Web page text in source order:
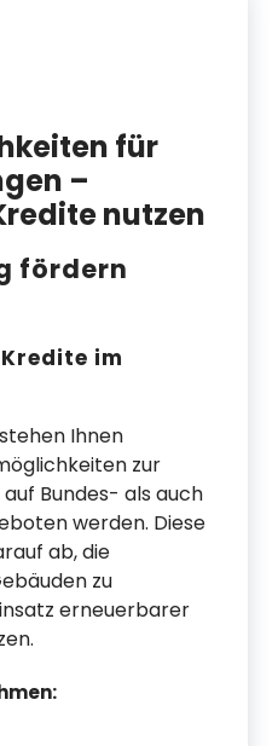
für
–
nutzen
fördern
im
Ihnen
zur
Bundes- als auch
werden. Diese
ab, die
zu
erneuerbarer